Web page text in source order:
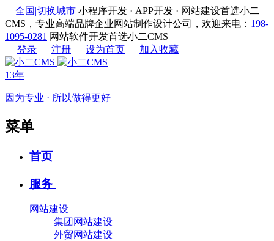
全国|切换城市 小程序开发 · APP开发 · 网站建设首选小二
CMS，专业高端品牌企业网站制作设计公司，欢迎来电： 198-
1095-0281 网站软件开发首选小二CMS
登录
注册 设为首页 加入收藏
13年
因为专业 · 所以做得更好
菜单
首页
服务
网站建设
集团网站建设
外贸网站建设